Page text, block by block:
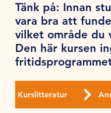
Tänk på: Innan
vara bra att
vilket område du
Den här kursen
Kurslitteratur